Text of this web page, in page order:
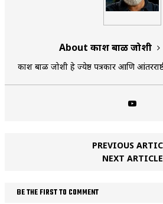
About प्रकाश बाळ जोशी
प्रकाश बाळ जोशी हे ज्येष्ठ पत्रकार आणि
PREVIOUS
NEXT ARTICLE
BE THE FIRST TO COMMENT